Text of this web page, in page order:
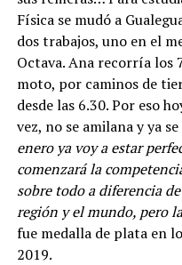
Física se mudó a
dos trabajos, uno en el
Octava. Ana recorría los
moto, por caminos de
desde las 6.30. Por eso
vez, no se amilana y ya
enero ya voy a estar
comenzará la
sobre todo a diferencia
región y el mundo, pero
fue medalla de plata en
2019.